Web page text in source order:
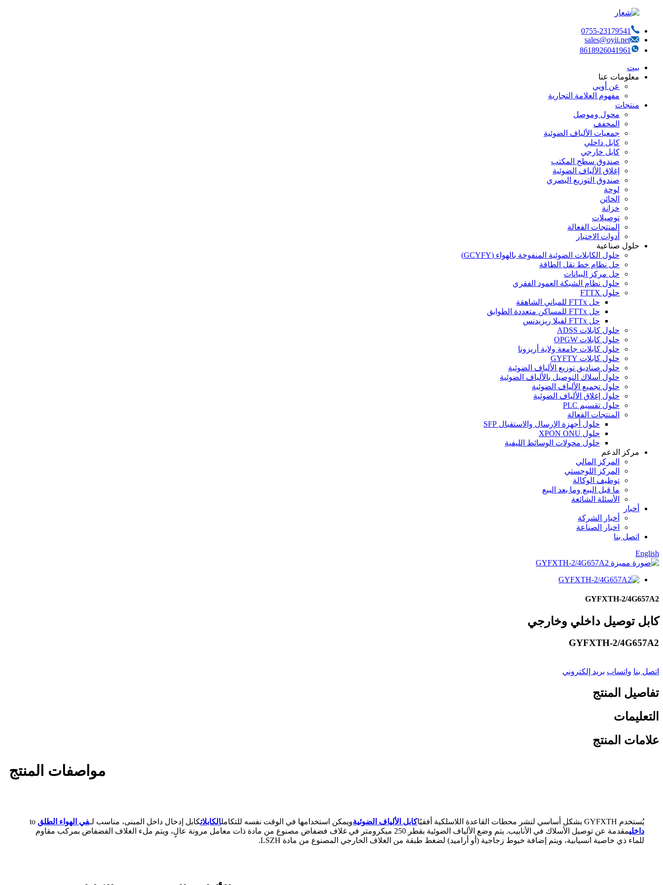
0755-23179541
sales@oyii.net
8618926041961
بيت
معلومات عنا
عن أويي
مفهوم العلامة التجارية
منتجات
محول وموصل
المخفف
جمعيات الألياف الضوئية
كابل داخلي
كابل خارجي
صندوق سطح المكتب
إغلاق الألياف الضوئية
صندوق التوزيع البصري
لوحة
الخائن
خزانة
توصيلات
المنتجات الفعالة
أدوات الاختبار
حلول صناعية
حلول الكابلات الضوئية المنفوخة بالهواء (GCYFY)
حل نظام خط نقل الطاقة
حل مركز البيانات
حلول نظام الشبكة العمود الفقري
حلول FTTX
حل FTTx للمباني الشاهقة
حل FTTx للمساكن متعددة الطوابق
حل FTTx لفيلا ريزيدنس
حلول كابلات ADSS
حلول كابلات OPGW
حلول كابلات جامعة ولاية أريزونا
حلول كابلات GYFTY
حلول صناديق توزيع الألياف الضوئية
حلول أسلاك التوصيل بالألياف الضوئية
حلول تجميع الألياف الضوئية
حلول إغلاق الألياف الضوئية
حلول تقسيم PLC
المنتجات الفعالة
حلول أجهزة الإرسال والاستقبال SFP
حلول XPON ONU
حلول محولات الوسائط الليفية
مركز الدعم
المركز المالي
المركز اللوجستي
توظيف الوكالة
ما قبل البيع وما بعد البيع
الأسئلة الشائعة
أخبار
أخبار الشركة
اخبار الصناعة
اتصل بنا
English
GYFXTH-2/4G657A2
كابل توصيل داخلي وخارجي
GYFXTH-2/4G657A2
اتصل بنا واتساب بريد إلكتروني
تفاصيل المنتج
التعليمات
علامات المنتج
مواصفات المنتج
يُستخدم GYFXTH بشكل أساسي لنشر محطات القاعدة اللاسلكية أفقيًا كابل الألياف الضوئيةويمكن استخدامها في الوقت نفسه للتكاملالكابلاتكابل إدخال داخل المبنى، مناسب لـفي الهواء الطلق
داخلي
مقدمة عن توصيل الأسلاك في الأنابيب. يتم وضع الألياف الضوئية بقطر 250 ميكرومتر في غلاف فضفاض مصنوع من مادة ذات معامل مرونة عالٍ، ويتم ملء الغلاف الفضفاض بمركب مقاوم
للماء ذي خاصية انسيابية، ويتم إضافة خيوط زجاجية (أو أراميد) لضغط طبقة من الغلاف الخارجي المصنوع من مادة LSZH.